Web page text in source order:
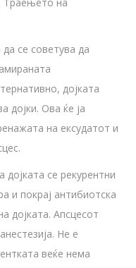
се советува да
дојката
дојки. Ова ќе ја
на ексудатот и
се рекурентни
и покрај антибиотска
дојката. Апсцесот
Не е
веќе нема